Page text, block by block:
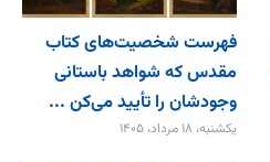
فهرست شخصیت‌های کتاب
مقدس که شواهد باستانی
وجودشان را تأیید می‌کن ...
یکشنبه، ۱۸ مرداد، ۱۴۰۵